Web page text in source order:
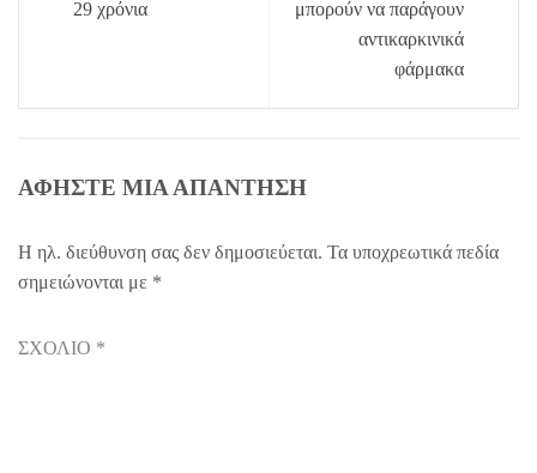
29 χρόνια
μπορούν να παράγουν
αντικαρκινικά
φάρμακα
ΑΦΉΣΤΕ ΜΙΑ ΑΠΆΝΤΗΣΗ
Η ηλ. διεύθυνση σας δεν δημοσιεύεται. Τα υποχρεωτικά πεδία
σημειώνονται με *
ΣΧΌΛΙΟ *